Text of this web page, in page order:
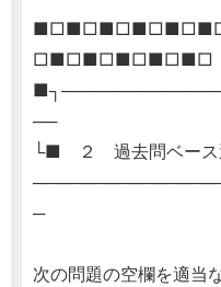
□■□■□■□■□■□
──
└■ ２ 過去問ベース
─
次の問題の空欄を適当